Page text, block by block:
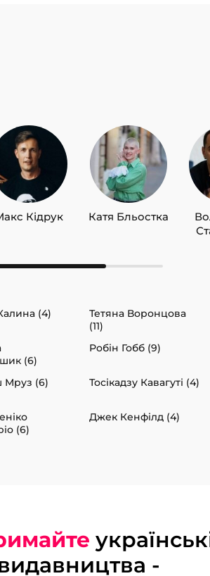
Кідрук Катя Бльостка
(4)
Тетяна Воронцова
(11)
(6)
Робін Гобб (9)
Мруз (6) Тосікадзу Кавагуті (4)
(6)
Джек Кенфілд (4)
-